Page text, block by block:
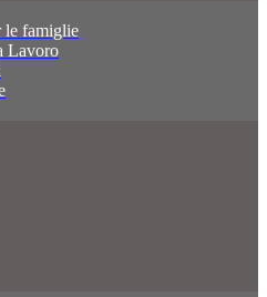
le famiglie
Lavoro